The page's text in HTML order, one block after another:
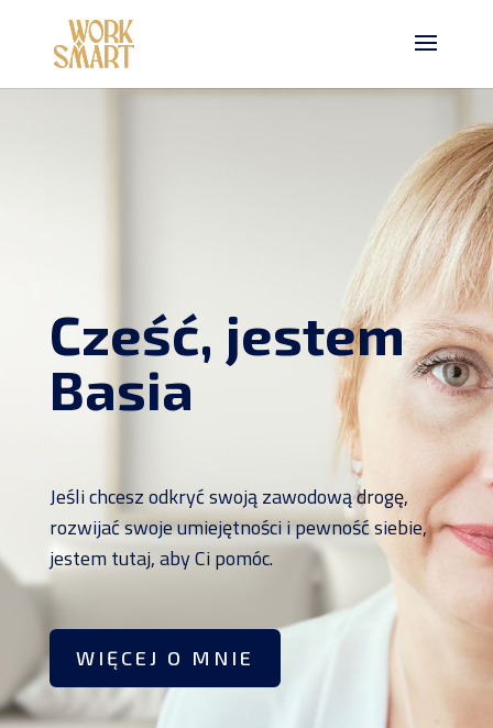
Cześć, jestem
Basia
Jeśli chcesz odkryć swoją zawodową drogę,
rozwijać swoje umiejętności i pewność siebie,
jestem tutaj, aby Ci pomóc.
WIĘCEJ O MNIE